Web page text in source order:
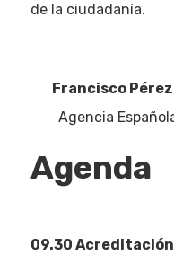
de la ciudadanía.
Francisco
Agencia
Agenda
09.30